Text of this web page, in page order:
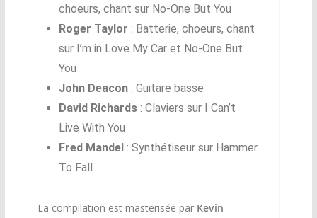
choeurs, chant sur No-One But You
Roger Taylor : Batterie, choeurs, chant
sur I’m in Love My Car et No-One But
You
John Deacon: Guitare basse
David Richards: Claviers sur I Can’t
Live With You
Fred Mandel: Synthétiseur sur Hammer
To Fall
La compilation est masterisée par Kevin